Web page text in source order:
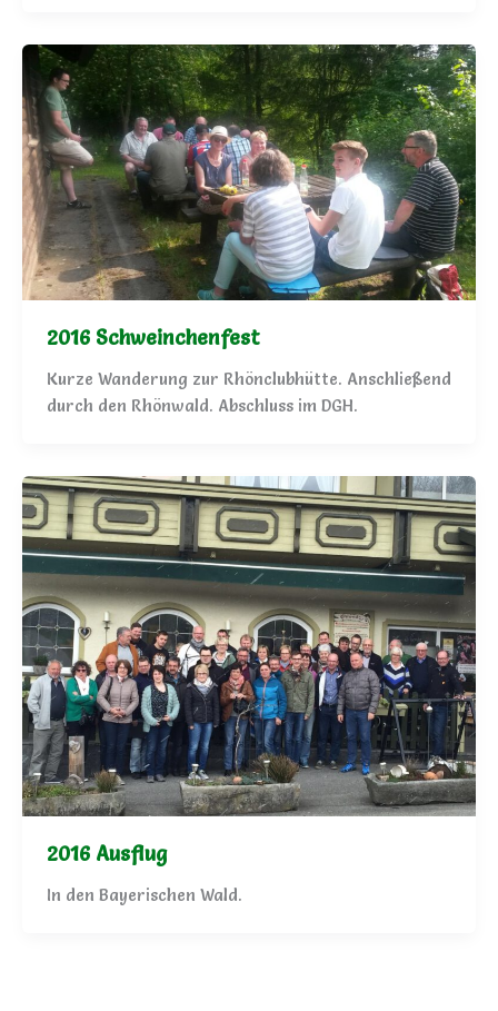
2016 Schweinchenfest
Kurze Wanderung zur Rhönclubhütte. Anschließend
durch den Rhönwald. Abschluss im DGH.
2016 Ausflug
In den Bayerischen Wald.